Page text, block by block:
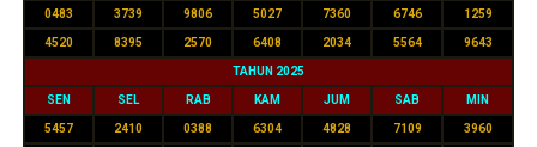
0483 3739 9806 5027 7360 6746 1259
4520 8395 2570 6408 2034 5564 9643
TAHUN 2025
SEN SEL RAB KAM JUM SAB MIN
5457 2410 0388 6304 4828 7109 3960